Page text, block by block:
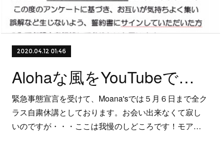
2020.04.12 01:46
Alohaな風をYouTubeでシェア！
緊急事態宣言を受けて、Moana'sでは５月６日まで全ク
ラス自粛休講としております。お会い出来なくて寂し
いのですが・・・ここは我慢のしどころです！モア…